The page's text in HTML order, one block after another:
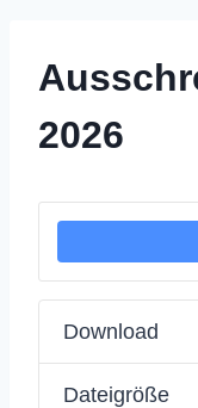
2026
Download
Dateigröße